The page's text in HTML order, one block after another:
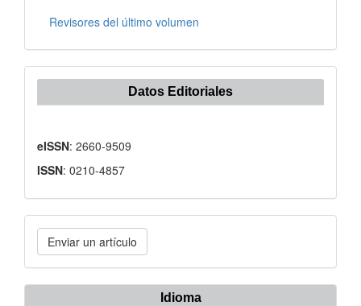
Revisores del último volumen
Datos Editoriales
eISSN: 2660-9509
ISSN: 0210-4857
Enviar
un
artículo
Enviar un artículo
Idioma